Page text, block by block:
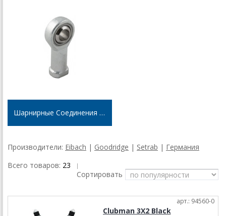
Шарнирные Соединения (Fluro)
Производители: Eibach | Goodridge | Setrab | Германия
Всего товаров: 23 |
Сортировать
арт.: 94560-0
Clubman 3Х2 Black